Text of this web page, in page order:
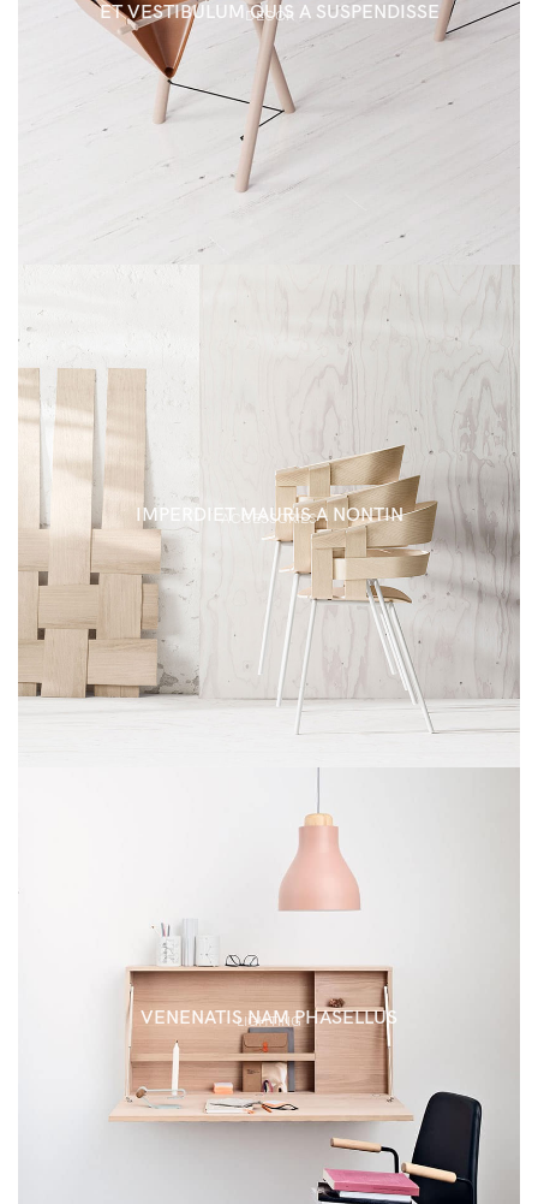
DECOR
ET VESTIBULUM QUIS A SUSPENDISSE
ACCESSORIES
IMPERDIET MAURIS A NONTIN
LIGHTING
VENENATIS NAM PHASELLUS